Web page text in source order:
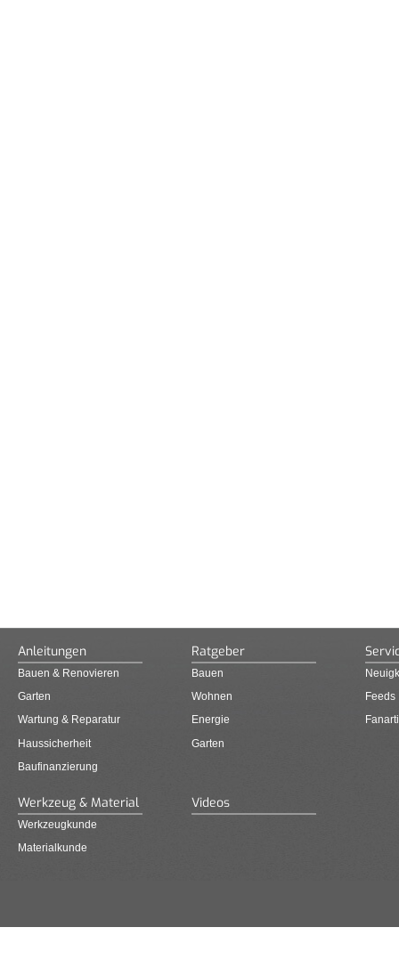
Anleitungen
Bauen & Renovieren
Garten
Wartung & Reparatur
Haussicherheit
Baufinanzierung
Ratgeber
Bauen
Wohnen
Energie
Garten
Feeds
Werkzeug & Material
Werkzeugkunde
Materialkunde
Videos